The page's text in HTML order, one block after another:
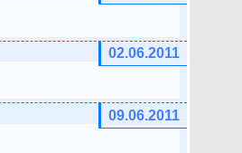
02.06.2011
09.06.2011